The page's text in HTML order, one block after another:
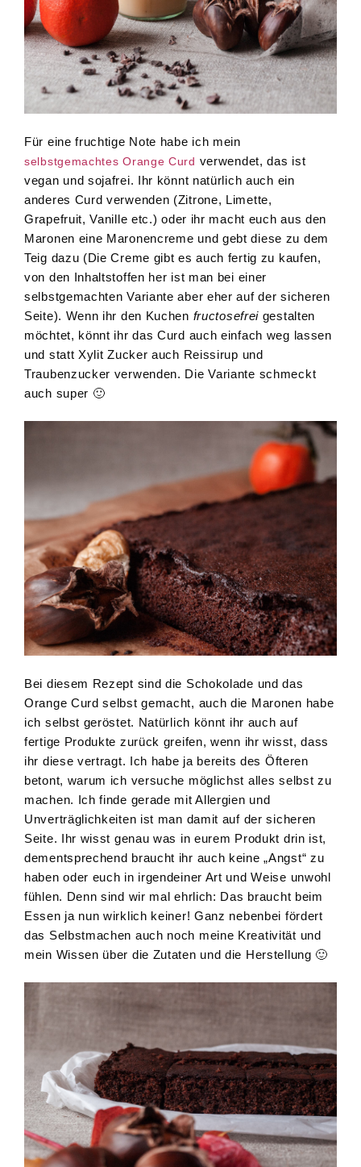
Für eine fruchtige Note habe ich mein
selbstgemachtes Orange Curd verwendet, das ist
vegan und sojafrei. Ihr könnt natürlich auch ein
anderes Curd verwenden (Zitrone, Limette,
Grapefruit, Vanille etc.) oder ihr macht euch aus den
Maronen eine Maronencreme und gebt diese zu dem
Teig dazu (Die Creme gibt es auch fertig zu kaufen,
von den Inhaltstoffen her ist man bei einer
selbstgemachten Variante aber eher auf der sicheren
Seite). Wenn ihr den Kuchen fructosefrei gestalten
möchtet, könnt ihr das Curd auch einfach weg lassen
und statt Xylit Zucker auch Reissirup und
Traubenzucker verwenden. Die Variante schmeckt
auch super 🙂
Bei diesem Rezept sind die Schokolade und das
Orange Curd selbst gemacht, auch die Maronen habe
ich selbst geröstet. Natürlich könnt ihr auch auf
fertige Produkte zurück greifen, wenn ihr wisst, dass
ihr diese vertragt. Ich habe ja bereits des Öfteren
betont, warum ich versuche möglichst alles selbst zu
machen. Ich finde gerade mit Allergien und
Unverträglichkeiten ist man damit auf der sicheren
Seite. Ihr wisst genau was in eurem Produkt drin ist,
dementsprechend braucht ihr auch keine „Angst“ zu
haben oder euch in irgendeiner Art und Weise unwohl
fühlen. Denn sind wir mal ehrlich: Das braucht beim
Essen ja nun wirklich keiner! Ganz nebenbei fördert
das Selbstmachen auch noch meine Kreativität und
mein Wissen über die Zutaten und die Herstellung 🙂